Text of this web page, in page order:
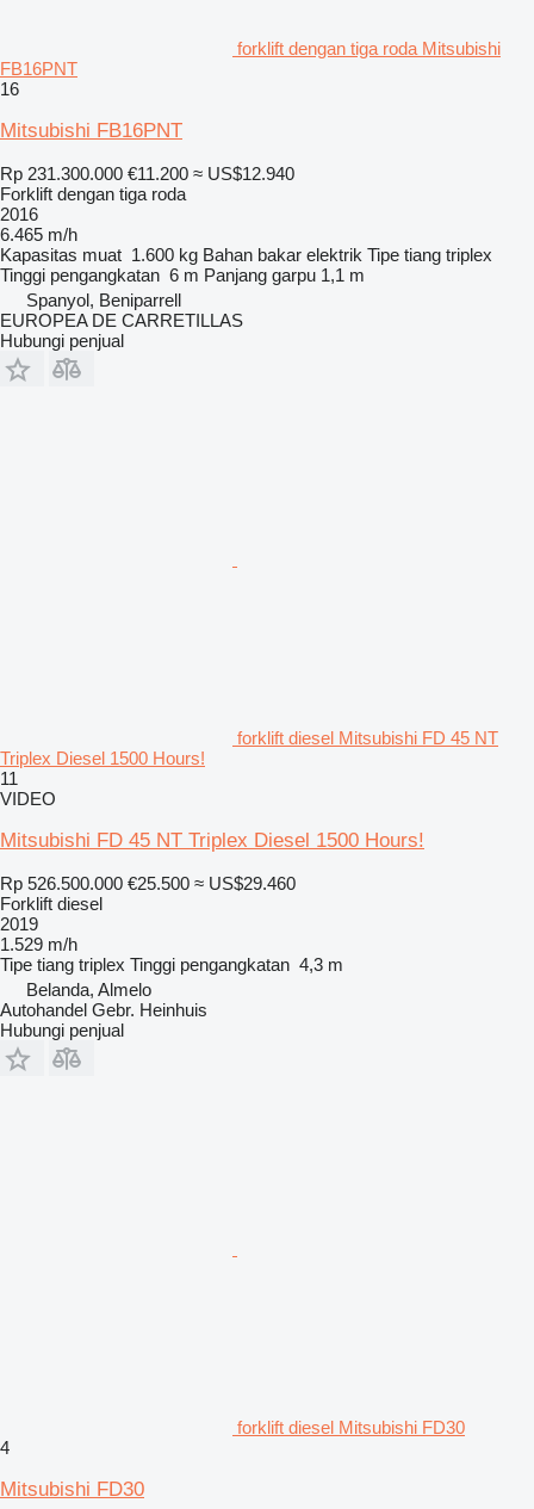
forklift dengan tiga roda Mitsubishi
FB16PNT
16
Mitsubishi FB16PNT
Rp 231.300.000 €11.200 ≈ US$12.940
Forklift dengan tiga roda
2016
6.465 m/h
Kapasitas muat 1.600 kg Bahan bakar elektrik Tipe tiang triplex
Tinggi pengangkatan 6 m Panjang garpu 1,1 m
Spanyol, Beniparrell
EUROPEA DE CARRETILLAS
Hubungi penjual
forklift diesel Mitsubishi FD 45 NT
Triplex Diesel 1500 Hours!
11
VIDEO
Mitsubishi FD 45 NT Triplex Diesel 1500 Hours!
Rp 526.500.000 €25.500 ≈ US$29.460
Forklift diesel
2019
1.529 m/h
Tipe tiang triplex Tinggi pengangkatan 4,3 m
Belanda, Almelo
Autohandel Gebr. Heinhuis
Hubungi penjual
forklift diesel Mitsubishi FD30
4
Mitsubishi FD30